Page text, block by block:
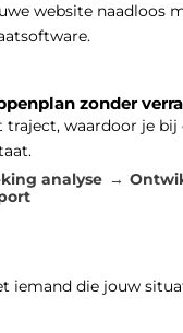
website naadloos
zonder
traject, waardoor je
analyse
iemand die jouw